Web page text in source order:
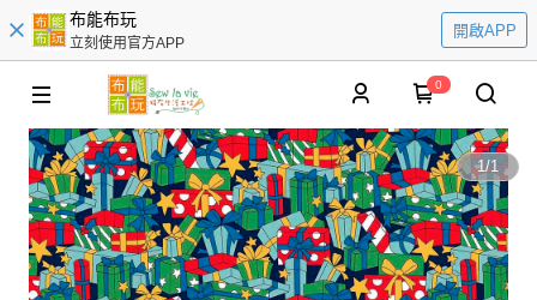
布能布玩
立刻使用官方APP
開啟APP
0
1/1